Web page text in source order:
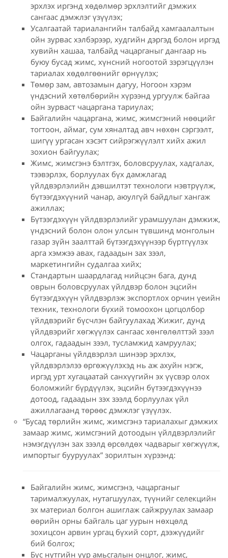
эрхлэх иргэнд хөдөлмөр эрхлэлтийг дэмжих
сангаас дэмжлэг үзүүлэх;
Усалгаатай тариалангийн талбайд хамгаалалтын
ойн зурвас хэлбэрээр, худгийн дэргэд болон иргэд
хувийн хашаа, талбайд чацарганыг дангаар нь
буюу бусад жимс, хүнсний ногоотой зэрэгцүүлэн
тариалах хөдөлгөөнийг өрнүүлэх;
Төмөр зам, автозамын дагуу, Ногоон хэрэм
үндэсний хөтөлбөрийн хүрээнд ургуулж байгаа
ойн зурваст чацаргана тариулах;
Байгалийн чацаргана, жимс, жимсгэний нөөцийг
тогтоон, аймаг, сум хяналтад авч нөхөн сэргээлт,
шигүү ургасан хэсэгт сийрэгжүүлэлт хийх ажил
зохион байгуулах;
Жимс, жимсгэнэ бэлтгэх, боловсруулах, хадгалах,
тээвэрлэх, борлуулах бүх дамжлагад
үйлдвэрлэлийн дэвшилтэт технологи нэвтрүүлж,
бүтээгдэхүүний чанар, аюулгүй байдлыг хангаж
ажиллах;
Бүтээгдэхүүн үйлдвэрлэлийг урамшуулан дэмжиж,
үндэсний болон олон улсын түвшинд монголын
газар зүйн заалттай бүтээгдэхүүнээр бүртгүүлэх
арга хэмжээ авах, гадаадын зах зээл,
маркетингийн судалгаа хийх;
Стандартын шаардлагад нийцсэн бага, дунд
оврын боловсруулах үйлдвэр болон эцсийн
бүтээгдэхүүн үйлдвэрлэж экспортлох орчин үеийн
техник, технологи бүхий томоохон цогцолбор
үйлдвэрийг бүсчлэн байгуулахад Жижиг, дунд
үйлдвэрийг хөгжүүлэх сангаас хөнгөлөлттэй зээл
олгох, гадаадын зээл, тусламжид хамруулах;
Чацарганы үйлдвэрлэл шинээр эрхлэх,
үйлдвэрлэлээ өргөжүүлэхэд нь аж ахуйн нэгж,
иргэд урт хугацаатай санхүүгийн эх үүсвэр олох
боломжийг бүрдүүлэх, эцсийн бүтээгдэхүүнээ
дотоод, гадаадын зэх зээлд борлуулах үйл
ажиллагаанд төрөөс дэмжлэг үзүүлэх.
“Бусад төрлийн жимс, жимсгэнэ тариалахыг дэмжих
замаар жимс, жимсгэний дотоодын үйлдвэрлэлийг
нэмэгдүүлэн зах зээлд өрсөлдөх чадварыг хөгжүүлж,
импортыг бууруулах” зорилтын хүрээнд:
Байгалийн жимс, жимсгэнэ, чацарганыг
тарималжуулах, нутагшуулах, түүнийг селекцийн
эх материал болгон ашиглаж сайжруулах замаар
өөрийн орны байгаль цаг уурын нөхцөлд
зохицсон арвин ургац бүхий сорт, дээжүүдийг
бий болгох;
Бүс нутгийн уур амьсгалын онцлог, жимс,